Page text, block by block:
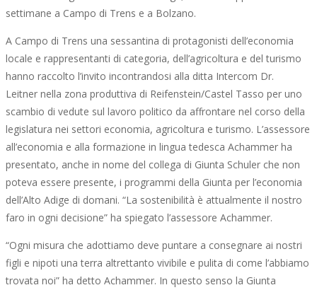
settimane a Campo di Trens e a Bolzano.
A Campo di Trens una sessantina di protagonisti dell’economia
locale e rappresentanti di categoria, dell’agricoltura e del turismo
hanno raccolto l’invito incontrandosi alla ditta Intercom Dr.
Leitner nella zona produttiva di Reifenstein/Castel Tasso per uno
scambio di vedute sul lavoro politico da affrontare nel corso della
legislatura nei settori economia, agricoltura e turismo. L’assessore
all’economia e alla formazione in lingua tedesca Achammer ha
presentato, anche in nome del collega di Giunta Schuler che non
poteva essere presente, i programmi della Giunta per l’economia
dell’Alto Adige di domani. “La sostenibilità è attualmente il nostro
faro in ogni decisione” ha spiegato l’assessore Achammer.
“Ogni misura che adottiamo deve puntare a consegnare ai nostri
figli e nipoti una terra altrettanto vivibile e pulita di come l’abbiamo
trovata noi” ha detto Achammer. In questo senso la Giunta